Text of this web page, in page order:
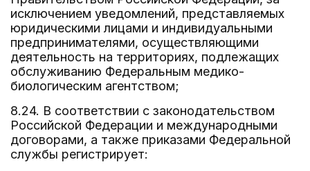
исключением уведомлений, представляемых
юридическими лицами и индивидуальными
предпринимателями, осуществляющими
деятельность на территориях, подлежащих
обслуживанию Федеральным медико-
биологическим агентством;
8.24. В соответствии с законодательством
Российской Федерации и международными
договорами, а также приказами Федеральной
службы регистрирует: